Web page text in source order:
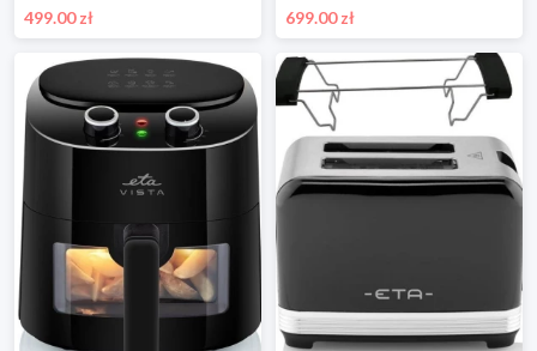
499.00 zł
699.00 zł